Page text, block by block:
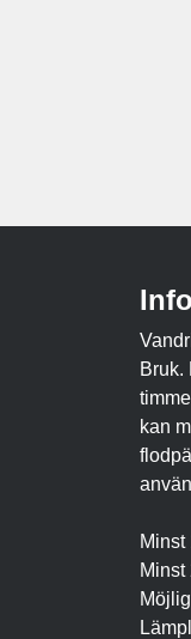
Bruk.
kan
Minst
Minst